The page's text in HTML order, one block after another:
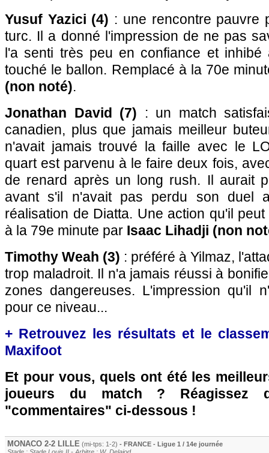
Yusuf Yazici (4) : une rencontre pauvre
turc. Il a donné l'impression de ne pas
l'a senti très peu en confiance et
touché le ballon. Remplacé à la 70e
(non noté).
Jonathan David (7) : un match
canadien, plus que jamais meilleur
n'avait jamais trouvé la faille avec le
quart est parvenu à le faire deux fois,
de renard après un long rush. Il aurait
avant s'il n'avait pas perdu son duel
réalisation de Diatta. Une action qu'il
à la 79e minute par Isaac Lihadji (non
Timothy Weah (3) : préféré à Yilmaz,
trop maladroit. Il n'a jamais réussi à
zones dangereuses. L'impression qu'il
pour ce niveau...
+ Retrouvez les résultats et le
Maxifoot
Et pour vous, quels ont été les
joueurs du match ? Réagissez
"commentaires" ci-dessous !
MONACO 2-2 LILLE (mi-tps: 1-2) - FRANCE - Ligue 1 / 14e journée